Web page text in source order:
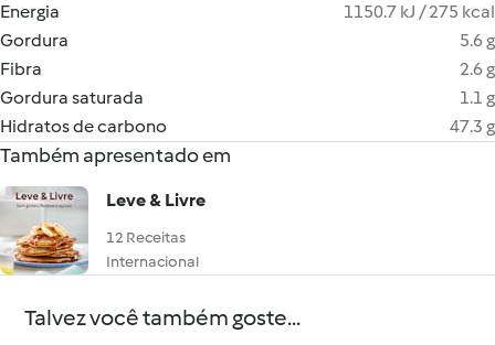
Energia
1150.7 kJ / 275 kcal
Gordura
5.6 g
Fibra
2.6 g
Gordura saturada
1.1 g
Hidratos de carbono
47.3 g
Também apresentado em
Leve & Livre
12 Receitas
Internacional
Talvez você também goste...